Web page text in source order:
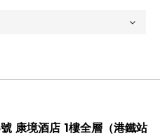
康境酒店 1樓全層（港鐵站